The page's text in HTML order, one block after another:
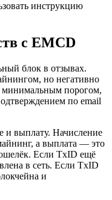
инструкцию
с EMCD
блок в отзывах.
но негативно
минимальным порогом,
по email
и выплату. Начисление
а выплата — это
Если TxID ещё
в сеть. Если TxID
и